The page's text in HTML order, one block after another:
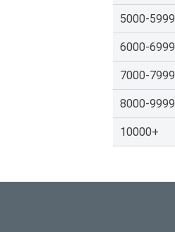
5000-5999
6000-6999
7000-7999
8000-9999
10000+